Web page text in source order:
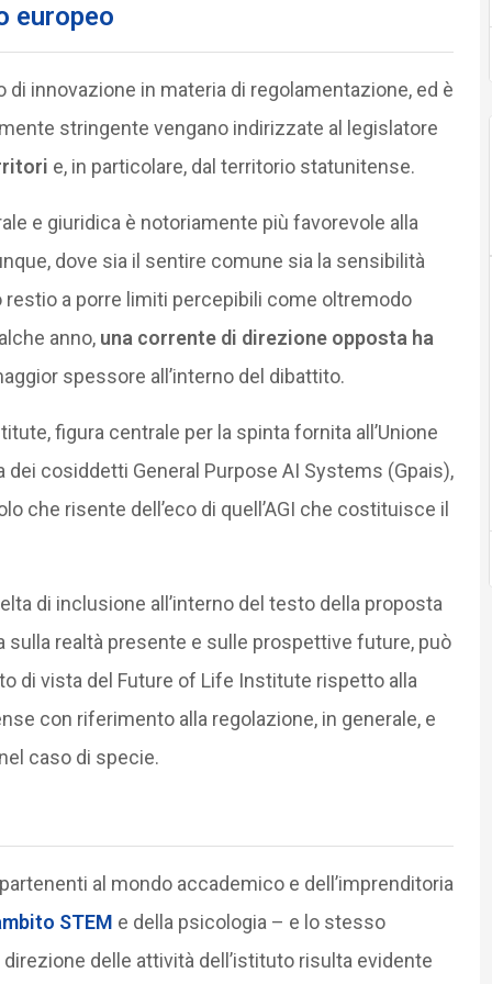
europeo
innovazione in materia di regolamentazione, ed è
stringente vengano indirizzate al legislatore
e, in particolare, dal territorio statunitense.
e giuridica è notoriamente più favorevole alla
dove sia il sentire comune sia la sensibilità
a porre limiti percepibili come oltremodo
anno, una corrente di direzione opposta ha
spessore all’interno del dibattito.
figura centrale per la spinta fornita all’Unione
cosiddetti General Purpose AI Systems (Gpais),
che risente dell’eco di quell’AGI che costituisce il
di inclusione all’interno del testo della proposta
realtà presente e sulle prospettive future, può
di vista del Future of Life Institute rispetto alla
con riferimento alla regolazione, in generale, e
caso di specie.
al mondo accademico e dell’imprenditoria
STEM e della psicologia – e lo stesso
delle attività dell’istituto risulta evidente